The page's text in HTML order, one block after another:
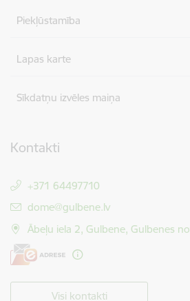
Piekļūstamība
Lapas karte
Sīkdatņu izvēles maiņa
Kontakti
+371 64497710
E-pasts:
dome@gulbene.lv
Ābeļu iela 2, Gulbene, Gulbenes
Visi kontakti